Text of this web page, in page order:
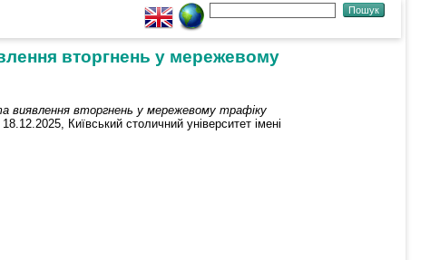
вторгнень у мережевому
виявлення вторгнень у мережевому трафіку
Київський столичний університет імені